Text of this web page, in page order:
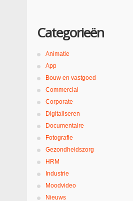
Categorieën
Animatie
App
Bouw en vastgoed
Commercial
Corporate
Digitaliseren
Documentaire
Fotografie
Gezondheidszorg
HRM
Industrie
Moodvideo
Nieuws